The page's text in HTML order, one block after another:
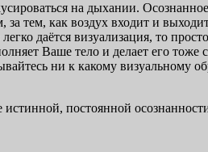
на дыхании.
тем, как воздух входит и
даётся визуализация, то
Ваше тело и делает его
ни к какому визуальному
постоянной